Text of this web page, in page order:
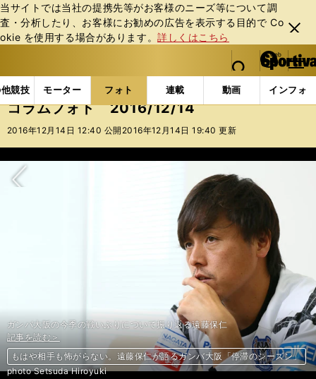
当サイトでは当社の提携先等がお客様のニーズ等について調
査・分析したり、お客様にお勧めの広告を表⽰する⽬的で Co
okie を使⽤する場合があります。詳しくはこちら
閉じ
る
web Sportiva (webスポルティーバ)
検索
マイペ
ー
ジ
メニュ
競技 モーター フォト 連載 動画 インフォ
b
ス
ポ
ル
ー
バ
フォトギャラリー コラムフォト コラムフォト
コラムフォト 2016/12/14
2016年12月14日 12:40 公開 2016年12月14日 19:40 更新
ガンバ大阪の今季の戦いぶりについて振り返る遠藤保仁
記事を読む＞
もはや相手も怖がらない。遠藤保仁が語るガンバ大阪「停滞のシーズン」
photo Setsuda Hiroyuki
記事を読む＞
これが代走屋の魂だ。鈴木尚広が明かす「ラストプレーの真実」
記事を読む＞
【月刊・白鵬】通算1000勝へと勢いづけた、石浦からのサプライズ
記事を読む＞
ヘルタ原口元気、今季初の出番なし。「これじゃ外される」と思った理由
記事を読む＞
岡崎慎司とのCL日本人対決なるか。気になる清武弘嗣の移籍情報
前へ